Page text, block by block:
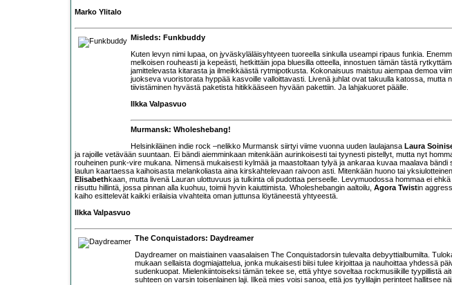
Marko Ylitalo
Misleds: Funkbuddy
Kuten levyn nimi lupaa, on jyväskyläläisyhtyeen tuoreella sinkulla useampi ripaus funkia.
melkoisen rouheasti ja kepeästi, hetkittäin jopa bluesilla otteella, innostuen tämän tästä
jamittelevasta kitarasta ja ilmeikkäästä rytmipotkusta. Kokonaisuus maistuu aiempaa demoa
juokseva vuoristorata hyppää kasvoille valloittavasti. Livenä juhlat ovat takuulla katossa, mutta
tiivistäminen hyvästä paketista hitikkääseen hyvään pakettiin. Ja lahjakuoret päälle.
Ilkka Valpasvuo
Murmansk: Wholeshebang!
Helsinkiläinen indie rock –nelikko Murmansk siirtyi viime vuonna uuden laulajansa Laura
ja rajoille vetävään suuntaan. Ei bändi aiemminkaan mitenkään aurinkoisesti tai tyynesti pistellyt, mutta nyt
rouheinen punk-vire mukana. Nimensä mukaisesti kylmää ja maastoltaan tylyä ja ankaraa kuvaa maalava bändi
laulun kaartaessa kaihoisasta melankoliasta aina kirskahtelevaan raivoon asti. Mitenkään huono tai
Elisabethkaan, mutta livenä Lauran ulottuvuus ja tulkinta oli pudottaa perseelle. Levymuodossa hommaa ei
riisuttu hillintä, jossa pinnan alla kuohuu, toimii hyvin kaiuttimista. Wholeshebangin aaltoilu, Agora Twistin
kaiho esittelevät kaikki erilaisia vivahteita oman juttunsa löytäneestä yhtyeestä.
Ilkka Valpasvuo
The Conquistadors: Daydreamer
Daydreamer on maistiainen vaasalaisen The Conquistadorsin tulevalta debyyttialbumilta.
mukaan sellaista dogmiajattelua, jonka mukaisesti biisi tulee kirjoittaa ja nauhoittaa yhdessä
sudenkuopat. Mielenkiintoiseksi tämän tekee se, että yhtye soveltaa rockmusiikille tyypillistä
suhteen on varsin toisenlainen laji. Ilkeä mies voisi sanoa, että jos tyylilajin perinteet hallitsee